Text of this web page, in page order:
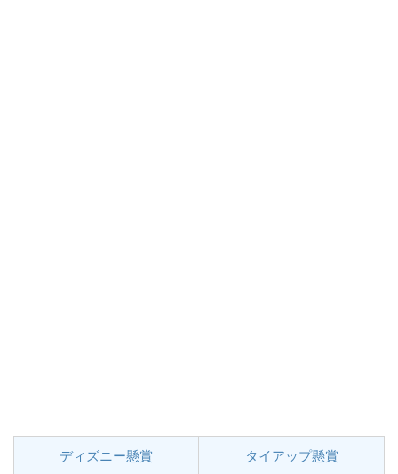
ディズニー懸賞 タイアップ懸賞